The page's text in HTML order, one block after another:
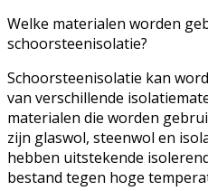
Welke materialen worden
schoorsteenisolatie?
Schoorsteenisolatie kan
van verschillende
materialen die worden
zijn glaswol, steenwol en
hebben uitstekende
bestand tegen hoge